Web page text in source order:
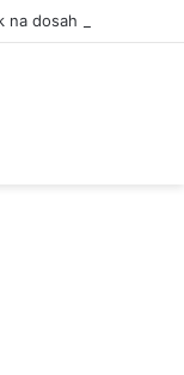
dosah ruky